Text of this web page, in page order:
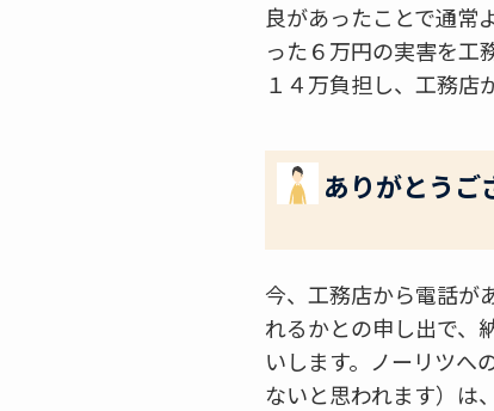
良があったことで通常
った６万円の実害を工
１４万負担し、工務店
ありがとうご
今、工務店から電話が
れるかとの申し出で、
いします。ノーリツへ
ないと思われます）は